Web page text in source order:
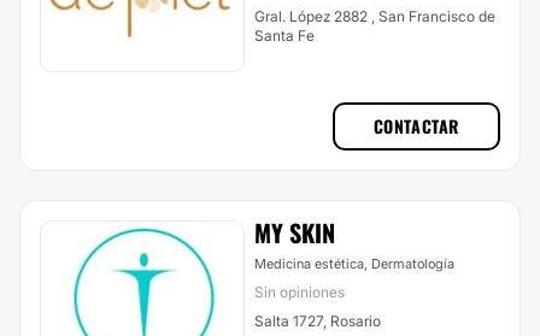
Gral. López 2882 , San Francisco de
Santa Fe
CONTACTAR
MY SKIN
Medicina estética, Dermatología
Sin opiniones
Salta 1727, Rosario